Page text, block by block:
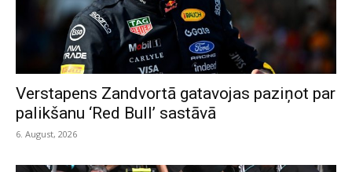
Verstapens Zandvortā gatavojas paziņot par
palikšanu ‘Red Bull’ sastāvā
6. August, 2026